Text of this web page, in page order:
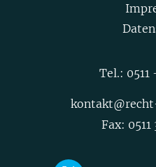
Tel.: 0511
Fax: 0511